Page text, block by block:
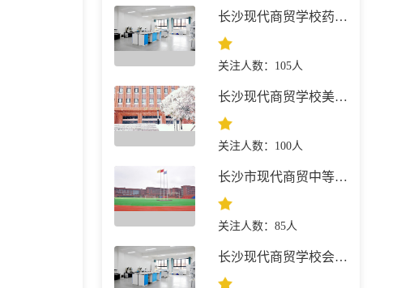
长沙现代商贸学校药剂专业
关注人数：105人
长沙现代商贸学校美容美体艺术
关注人数：100人
长沙市现代商贸中等职业学校计算机应用（平面设计方向）
关注人数：85人
长沙现代商贸学校会计事务